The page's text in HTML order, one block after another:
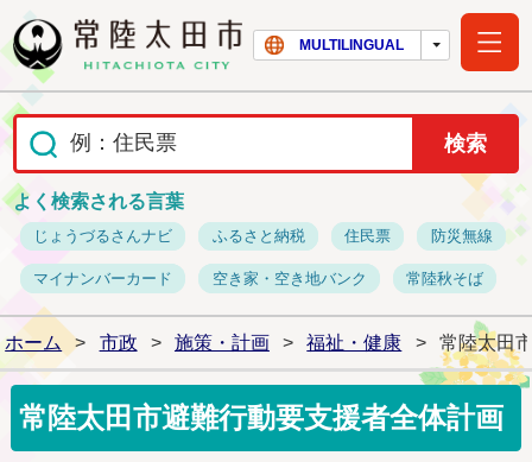
常陸太田市ホー
MULTILINGUAL
よく検索される言葉
じょうづるさんナビ ふるさと納税 住民票 防災無線
マイナンバーカード 空き家・空き地バンク 常陸秋そば
ホーム > 市政 > 施策・計画 > 福祉・健康 > 常陸太田
常陸太田市避難行動要支援者全体計画